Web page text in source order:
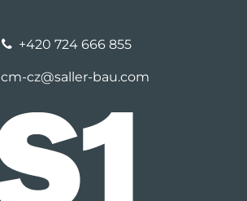
+420 724 666 855
cm-cz@saller-bau.com